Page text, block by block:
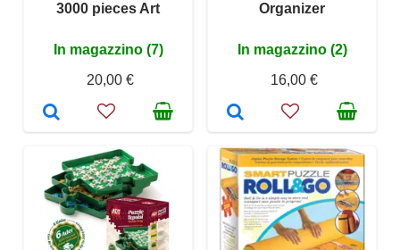
3000 pieces Art
In magazzino (7)
20,00 €
Organizer
In magazzino (2)
16,00 €